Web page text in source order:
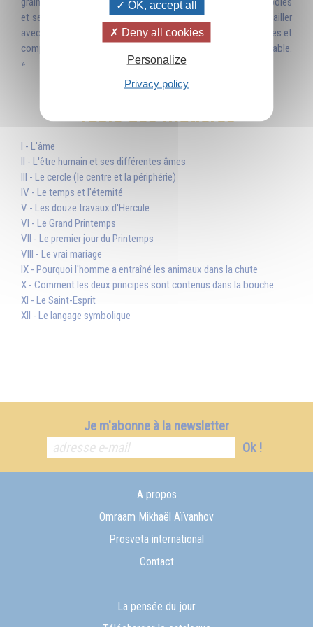
et se manifeste à travers eux. Pour pénétrer la vie, il faut travailler
avec les symboles et, inversement, pour découvrir les symboles et
comprendre tout ce qu'ils contiennent, il faut vivre la vie véritable.
»
Table des matières
I - L'âme
II - L'être humain et ses différentes âmes
III - Le cercle (le centre et la périphérie)
IV - Le temps et l'éternité
V - Les douze travaux d'Hercule
VI - Le Grand Printemps
VII - Le premier jour du Printemps
VIII - Le vrai mariage
IX - Pourquoi l'homme a entraîné les animaux dans la chute
X - Comment les deux principes sont contenus dans la bouche
XI - Le Saint-Esprit
XII - Le langage symbolique
Je m'abonne à la newsletter
Ok !
A propos
Omraam Mikhaël Aïvanhov
Prosveta international
Contact
La pensée du jour
OK, accept all
Deny all cookies
Personalize
Privacy policy